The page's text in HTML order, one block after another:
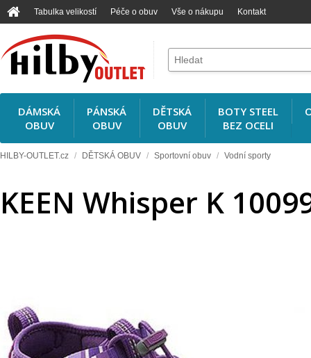
Tabulka velikostí Péče o obuv Vše o nákupu Kontakt
DÁMSKÁ
OBUV
PÁNSKÁ
OBUV
DĚTSKÁ
OBUV
BOTY STEEL
BEZ OCELI
HILBY-OUTLET.cz / DĚTSKÁ OBUV / Sportovní obuv / Vodní sporty
KEEN Whisper K